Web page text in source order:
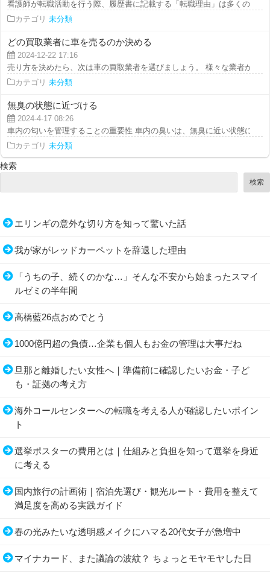
看護師が転職活動を行う際、履歴書に記載する「転職理由」は多くの人が
カテゴリ 未分類
どの買取業者に車を売るのか決める
2024-12-22 17:16
売り方を決めたら、次は車の買取業者を選びましょう。 様々な業者があ
カテゴリ 未分類
無臭の状態に近づける
2024-4-17 08:26
車内の匂いを管理することの重要性 車内の臭いは、無臭に近い状態に保
カテゴリ 未分類
検索
検索
エリンギの意外な切り方を知って驚いた話
我が家がレッドカーペットを辞退した理由
「うちの子、続くのかな…」そんな不安から始まったスマイ
ルゼミの半年間
高橋藍26点おめでとう
1000億円超の負債…企業も個人もお金の管理は大事だね
旦那と離婚したい女性へ｜準備前に確認したいお金・子ど
も・証拠の考え方
海外コールセンターへの転職を考える人が確認したいポイン
ト
選挙ポスターの費用とは｜仕組みと負担を知って選挙を身近
に考える
国内旅行の計画術｜宿泊先選び・観光ルート・費用を整えて
満足度を高める実践ガイド
春の光みたいな透明感メイクにハマる20代女子が急増中
マイナカード、また議論の波紋？ ちょっとモヤモヤした日